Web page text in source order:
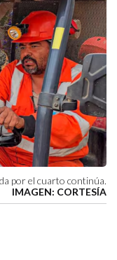
por el cuarto continúa.
IMAGEN: CORTESÍA